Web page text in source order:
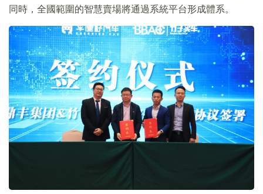
同時，全國範圍的智慧賣場將通過系統平台形成體系。